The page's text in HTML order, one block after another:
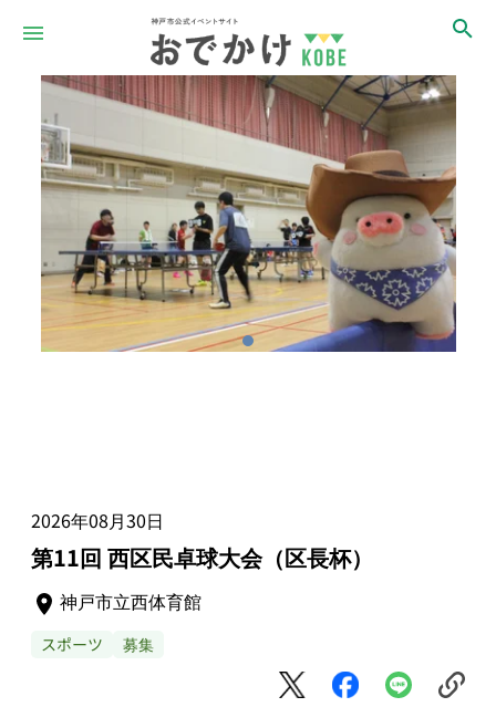
2026年08月30日
第11回 西区民卓球大会（区長杯）
神戸市立西体育館
スポーツ 募集